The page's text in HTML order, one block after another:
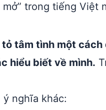
trong tiếng Việt
tâm tình một cách
hiểu biết về mình.
ý nghĩa khác: